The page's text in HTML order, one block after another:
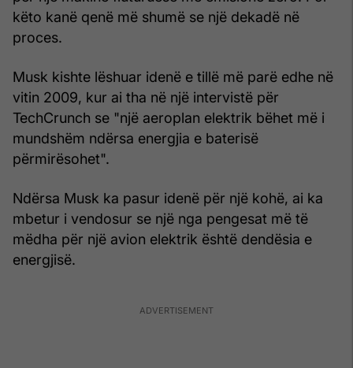
këto kanë qenë më shumë se një dekadë në
proces.
Musk kishte lëshuar ​​idenë e tillë më parë edhe në
vitin 2009, kur ai tha në një intervistë për
TechCrunch se "një aeroplan elektrik bëhet më i
mundshëm ndërsa energjia e baterisë
përmirësohet".
Ndërsa Musk ka pasur idenë për një kohë, ai ka
mbetur i vendosur se një nga pengesat më të
mëdha për një avion elektrik është dendësia e
energjisë.